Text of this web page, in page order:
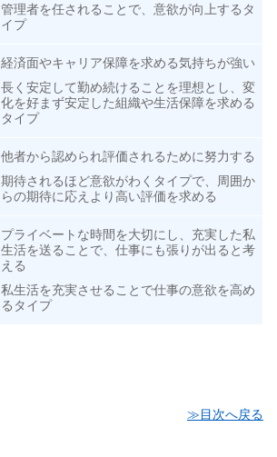
管理者を任されることで、意欲が向上するタ
イプ
経済面やキャリア保障を求める気持ちが強い
長く安定して勤め続けることを理想とし、変
化を好まず安定した組織や生活保障を求める
タイプ
他者から認められ評価されるために努力する
期待されるほど意欲がわくタイプで、周囲か
らの期待に応えより高い評価を求める
プライベートな時間を大切にし、充実した私
生活を送ることで、仕事にも張りが出ると考
える
私生活を充実させることで仕事の意欲を高め
るタイプ
≫目次へ戻る